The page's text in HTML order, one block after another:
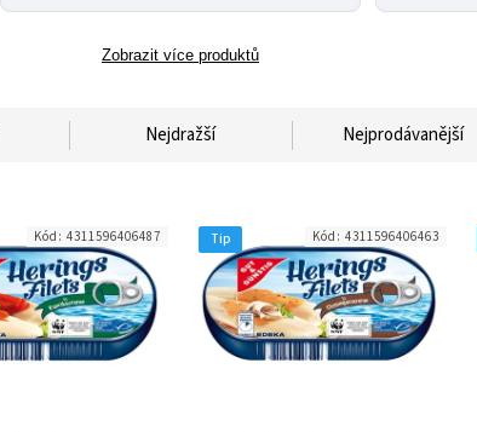
Zobrazit více produktů
Nejdražší Nejprodávanější
Kód: 4311596406487 Tip Kód: 4311596406463